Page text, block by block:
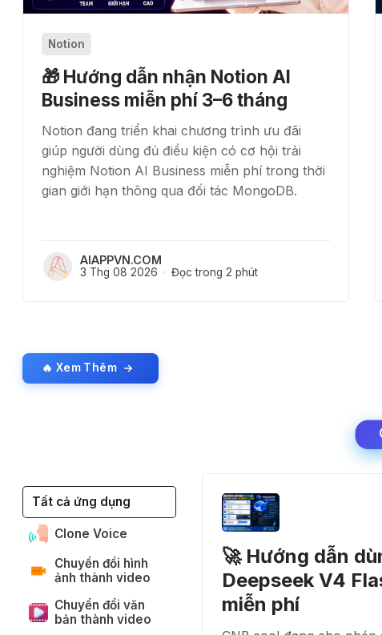
Notion
🎁 Hướng dẫn nhận Notion AI
Business miễn phí 3–6 tháng
Notion đang triển khai chương trình ưu đãi
giúp người dùng đủ điều kiện có cơ hội trải
nghiệm Notion AI Business miễn phí trong thời
gian giới hạn thông qua đối tác MongoDB.
AIAPPVN.COM
3 Thg 08 2026 Đọc trong 2 phút
🔥 Xem Thêm
Tất cả ứng dụng
Clone Voice
Chuyển đổi hình
ảnh thành video
Chuyển đổi văn
bản thành video
🚀 Hướng dẫn
Deepseek V4
miễn phí